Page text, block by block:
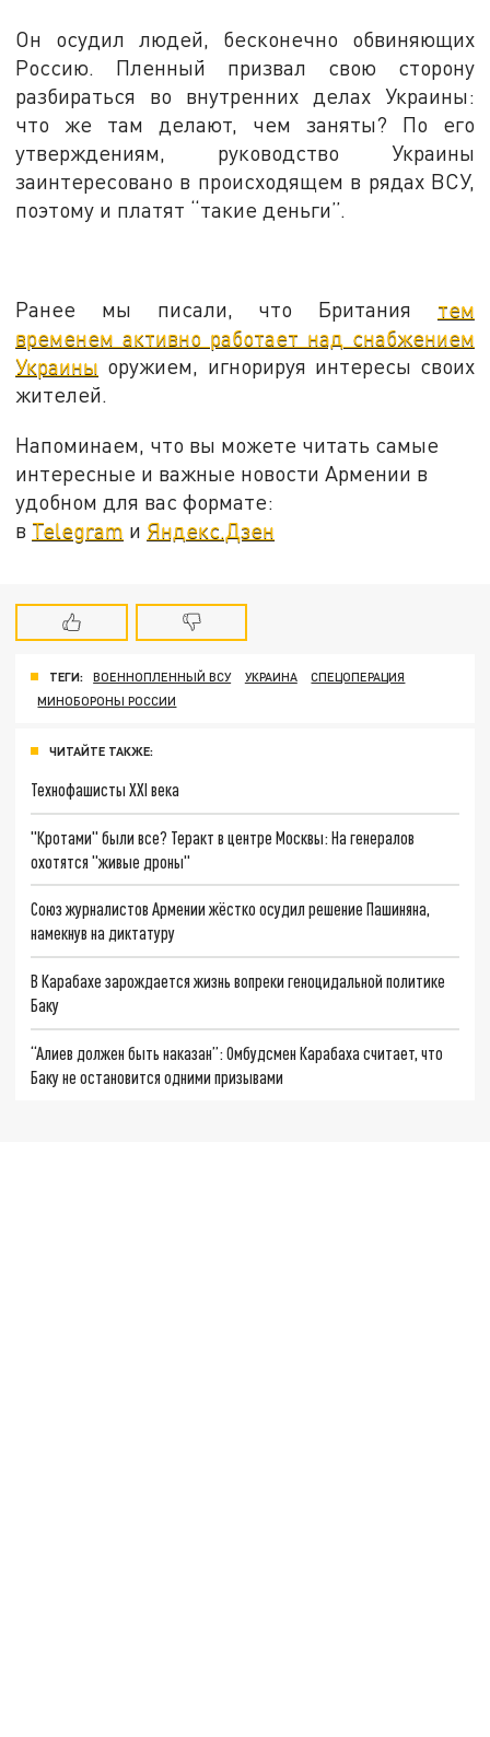
Он осудил людей, бесконечно обвиняющих
Россию. Пленный призвал свою сторону
разбираться во внутренних делах Украины:
что же там делают, чем заняты? По его
утверждениям, руководство Украины
заинтересовано в происходящем в рядах ВСУ,
поэтому и платят “такие деньги”.
Ранее мы писали, что Британия тем
временем активно работает над снабжением
Украины оружием, игнорируя интересы своих
жителей.
Напоминаем, что вы можете читать самые
интересные и важные новости Армении в
удобном для вас формате:
в Telegram и Яндекс.Дзен
ТЕГИ: ВОЕННОПЛЕННЫЙ ВСУ УКРАИНА
СПЕЦОПЕРАЦИЯ
МИНОБОРОНЫ РОССИИ
ЧИТАЙТЕ ТАКЖЕ:
Технофашисты XXI века
"Кротами" были все? Теракт в центре Москвы: На генералов
охотятся "живые дроны"
Союз журналистов Армении жёстко осудил решение Пашиняна,
намекнув на диктатуру
В Карабахе зарождается жизнь вопреки геноцидальной политике
Баку
“Алиев должен быть наказан”: Омбудсмен Карабаха считает, что
Баку не остановится одними призывами